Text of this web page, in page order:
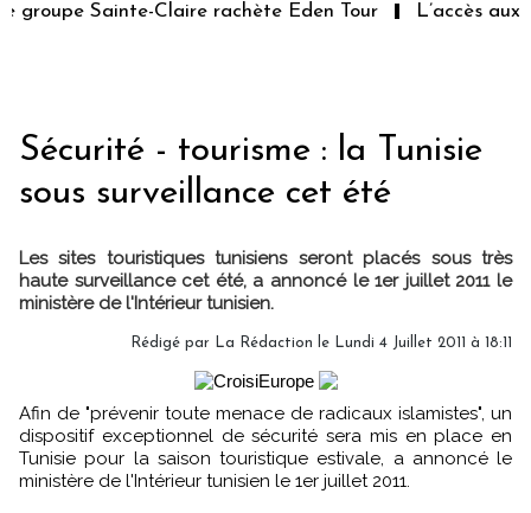
Sainte-Claire rachète Eden Tour L’accès aux
Sécurité - tourisme : la Tunisie
sous surveillance cet été
Les sites touristiques tunisiens seront placés sous très
haute surveillance cet été, a annoncé le 1er juillet 2011 le
ministère de l'Intérieur tunisien.
Rédigé par La Rédaction le Lundi 4 Juillet 2011 à 18:11
Afin de "prévenir toute menace de radicaux islamistes", un
dispositif exceptionnel de sécurité sera mis en place en
Tunisie pour la saison touristique estivale, a annoncé le
ministère de l'Intérieur tunisien le 1er juillet 2011.